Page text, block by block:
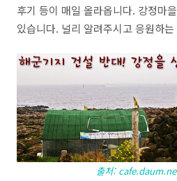
후기 등이 매일 올라옵니다. 강정마
있습니다. 널리 알려주시고 응원하
출처: